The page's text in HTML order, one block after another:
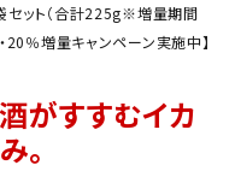
セット（合計225g※増量期間
％増量キャンペーン実施中】
がすすむイカ
。